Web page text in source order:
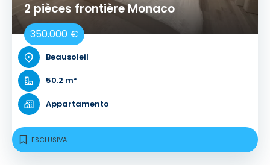
2 pièces frontière Monaco
350.000 €
Beausoleil
50.2 m²
Appartamento
ESCLUSIVA